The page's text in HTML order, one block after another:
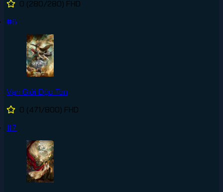
0 (280/280) FHD
#6
Vạn Giới Độc Tôn
0 (471/800) FHD
#7